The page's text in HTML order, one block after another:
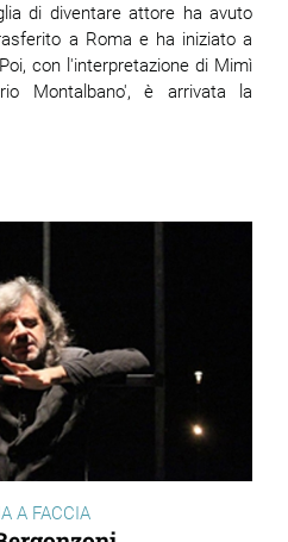
di diventare attore ha avuto
a Roma e ha iniziato a
con l'interpretazione di Mimì
Montalbano', è arrivata la
A FACCIA